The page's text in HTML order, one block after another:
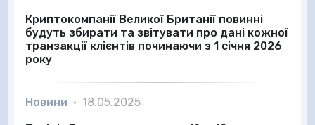
Криптокомпанії Великої Британії повинні
будуть збирати та звітувати про дані кожної
транзакції клієнтів починаючи з 1 січня 2026
року
Новини • 18.05.2025